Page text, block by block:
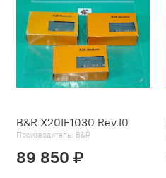
B&R X20IF1030 Rev.I0
Производитель: B&R
89 850 ₽